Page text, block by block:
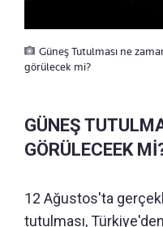
Güneş Tutulması ne
görülecek mi?
GÜNEŞ
GÖRÜLECEEK
12 Ağustos'ta
tutulması,